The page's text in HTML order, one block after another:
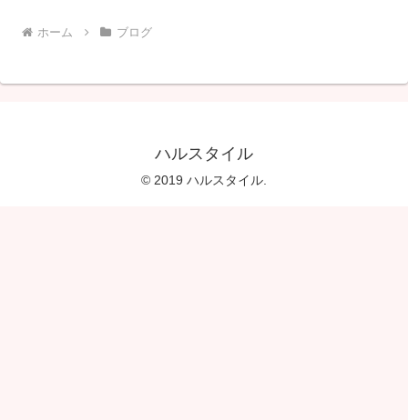
ホーム ブログ
ハルスタイル
© 2019 ハルスタイル.